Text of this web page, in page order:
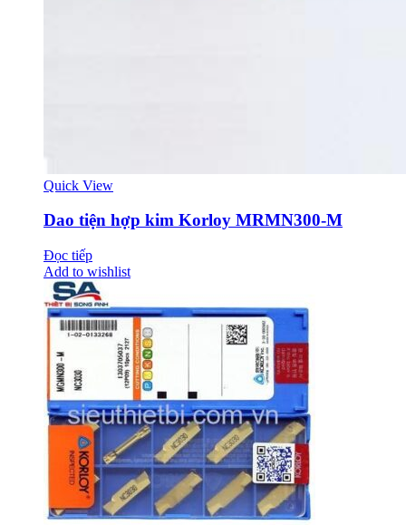
Quick View
Dao tiện hợp kim Korloy MRMN300-M
Đọc tiếp
Add to wishlist